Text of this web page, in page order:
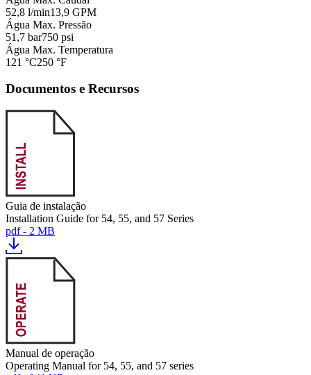
52,8 l/min13,9 GPM
Água Max. Pressão
51,7 bar750 psi
Água Max. Temperatura
121 °C250 °F
Documentos e Recursos
Guia de instalação
Installation Guide for 54, 55, and 57 Series
pdf - 2 MB
Manual de operação
Operating Manual for 54, 55, and 57 series